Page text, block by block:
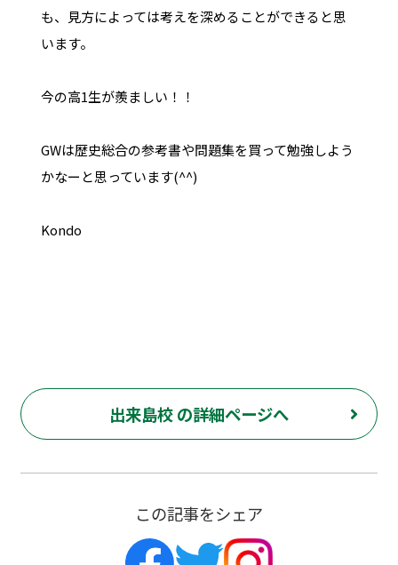
も、見方によっては考えを深めることができると思
います。
今の高1生が羨ましい！！
GWは歴史総合の参考書や問題集を買って勉強しよう
かなーと思っています(^^)
Kondo
出来島校 の詳細ページへ
この記事をシェア